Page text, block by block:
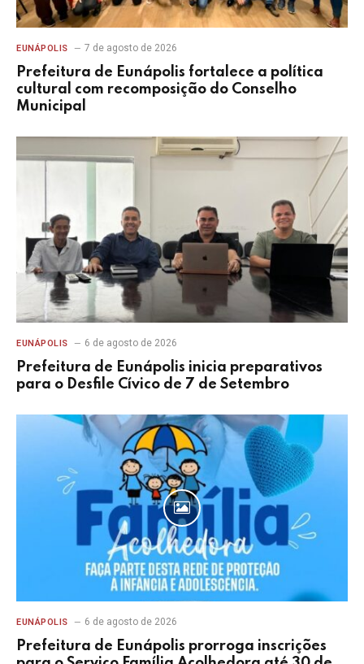
EUNÁPOLIS 7 de agosto de 2026
Prefeitura de Eunápolis fortalece a política
cultural com recomposição do Conselho
Municipal
EUNÁPOLIS 6 de agosto de 2026
Prefeitura de Eunápolis inicia preparativos
para o Desfile Cívico de 7 de Setembro
EUNÁPOLIS 6 de agosto de 2026
Prefeitura de Eunápolis prorroga inscrições